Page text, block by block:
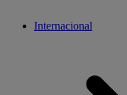
Internacional